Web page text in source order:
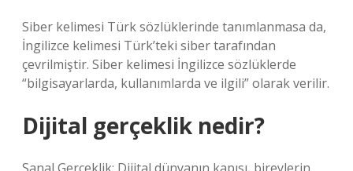
Siber kelimesi Türk sözlüklerinde tanımlanmasa da,
İngilizce kelimesi Türk’teki siber tarafından
çevrilmiştir. Siber kelimesi İngilizce sözlüklerde
“bilgisayarlarda, kullanımlarda ve ilgili” olarak verilir.
Dijital gerçeklik nedir?